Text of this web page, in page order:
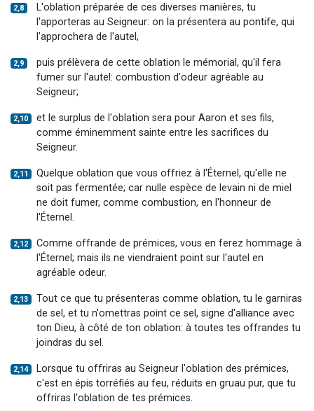
2,8
L'oblation préparée de ces diverses manières, tu
l'apporteras au Seigneur: on la présentera au pontife, qui
l'approchera de l'autel,
2,9
puis prélèvera de cette oblation le mémorial, qu'il fera
fumer sur l'autel: combustion d'odeur agréable au
Seigneur;
2,10
et le surplus de l'oblation sera pour Aaron et ses fils,
comme éminemment sainte entre les sacrifices du
Seigneur.
2,11
Quelque oblation que vous offriez à l'Éternel, qu'elle ne
soit pas fermentée; car nulle espèce de levain ni de miel
ne doit fumer, comme combustion, en l'honneur de
l'Éternel.
2,12
Comme offrande de prémices, vous en ferez hommage à
l'Éternel; mais ils ne viendraient point sur l'autel en
agréable odeur.
2,13
Tout ce que tu présenteras comme oblation, tu le garniras
de sel, et tu n'omettras point ce sel, signe d'alliance avec
ton Dieu, à côté de ton oblation: à toutes tes offrandes tu
joindras du sel.
2,14
Lorsque tu offriras au Seigneur l'oblation des prémices,
c'est en épis torréfiés au feu, réduits en gruau pur, que tu
offriras l'oblation de tes prémices.